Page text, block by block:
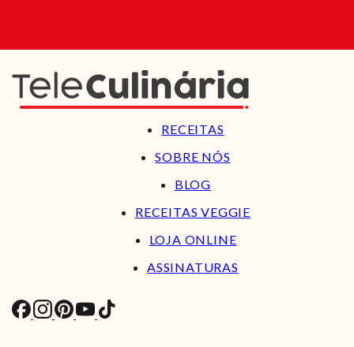
RECEITAS
SOBRE NÓS
BLOG
RECEITAS VEGGIE
LOJA ONLINE
ASSINATURAS